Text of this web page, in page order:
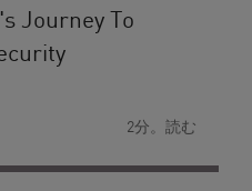
Journey To
2分。読む